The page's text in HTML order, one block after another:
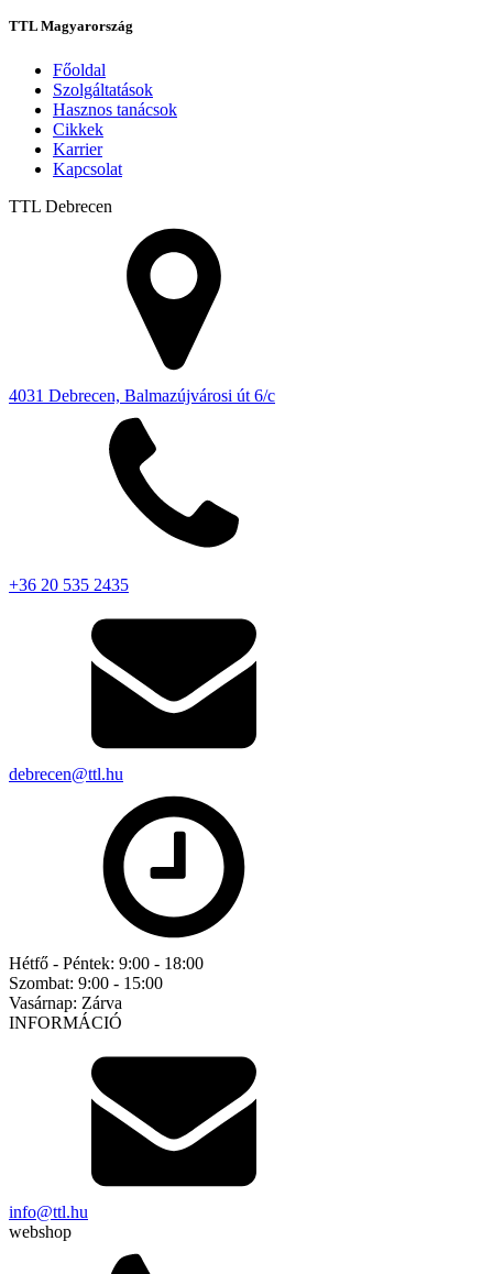
TTL Magyarország
Főoldal
Szolgáltatások
Hasznos tanácsok
Cikkek
Karrier
Kapcsolat
TTL Debrecen
4031 Debrecen, Balmazújvárosi út 6/c
+36 20 535 2435
debrecen@ttl.hu
Hétfő - Péntek: 9:00 - 18:00
Szombat: 9:00 - 15:00
Vasárnap: Zárva
INFORMÁCIÓ
info@ttl.hu
webshop